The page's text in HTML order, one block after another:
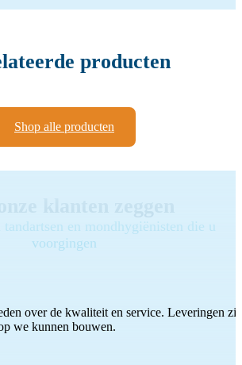
producten
Shop alle producten
en mondhygiënisten die u
voorgingen
over de kwaliteit en service. Leveringen
we kunnen bouwen.